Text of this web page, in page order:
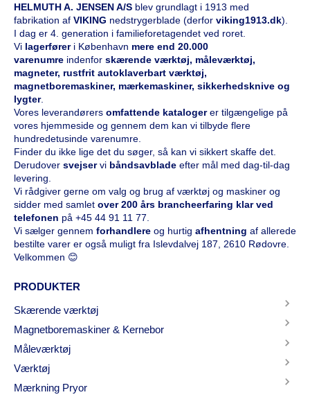
HELMUTH A. JENSEN A/S blev grundlagt i 1913 med
fabrikation af VIKING nedstrygerblade (derfor viking1913.dk).
I dag er 4. generation i familieforetagendet ved roret.
Vi lagerfører i København mere end 20.000
varenumre indenfor skærende værktøj, måleværktøj,
magneter, rustfrit autoklaverbart værktøj,
magnetboremaskiner, mærkemaskiner, sikkerhedsknive og
lygter.
Vores leverandørers omfattende katalogerer tilgængelige på
vores hjemmeside og gennem dem kan vi tilbyde flere
hundredetusinde varenumre.
Finder du ikke lige det du søger, så kan vi sikkert skaffe det.
Derudover svejservi båndsavblade efter mål med dag-til-dag
levering.
Vi rådgiver gerne om valg og brug af værktøj og maskiner og
sidder med samlet over 200 års brancheerfaring klar ved
telefonen på +45 44 91 11 77
Vi sælger gennem forhandlere og hurtig afhentning af allerede
bestilte varer er også muligt fra Islevdalvej 187, 2610 Rødovre.
Velkommen 😊
PRODUKTER
Skærende værktøj
Magnetboremaskiner & Kernebor
Måleværktøj
Værktøj
Mærkning Pryor